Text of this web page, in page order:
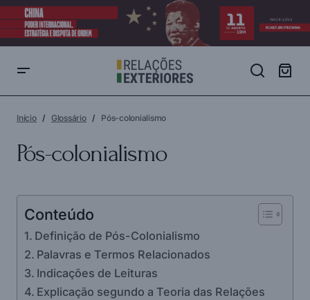
Início Glossário Pós-colonialismo
Pós-colonialismo
Conteúdo
Definição de Pós-Colonialismo
Palavras e Termos Relacionados
Indicações de Leituras
Explicação segundo a Teoria das Relações